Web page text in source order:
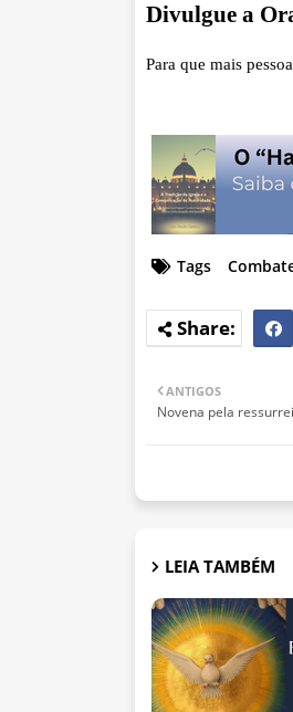
Divulgue a
Para que mais
Tags
ANTIGOS
Novena pela
LEIA TAMBÉM